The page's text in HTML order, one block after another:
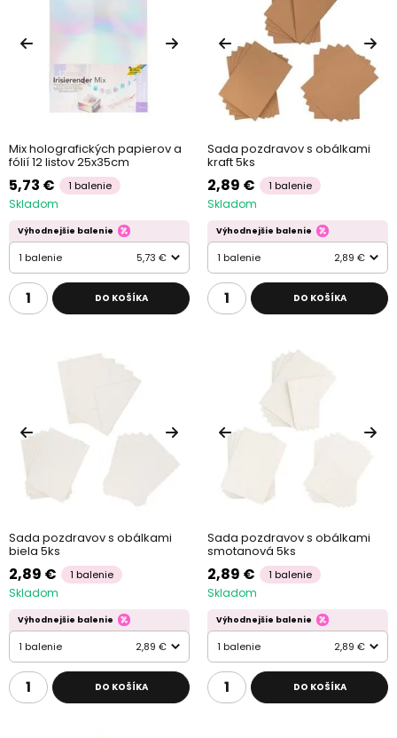
Mix holografických papierov a
fólií 12 listov 25x35cm
5,73 € 1 balenie
Skladom
Výhodnejšie balenie
1 balenie 5,73 €
DO KOŠÍKA
Sada pozdravov s obálkami
kraft 5ks
2,89 € 1 balenie
Skladom
Výhodnejšie balenie
1 balenie 2,89 €
DO KOŠÍKA
Sada pozdravov s obálkami
biela 5ks
2,89 € 1 balenie
Skladom
Výhodnejšie balenie
1 balenie 2,89 €
DO KOŠÍKA
Sada pozdravov s obálkami
smotanová 5ks
2,89 € 1 balenie
Skladom
Výhodnejšie balenie
1 balenie 2,89 €
DO KOŠÍKA